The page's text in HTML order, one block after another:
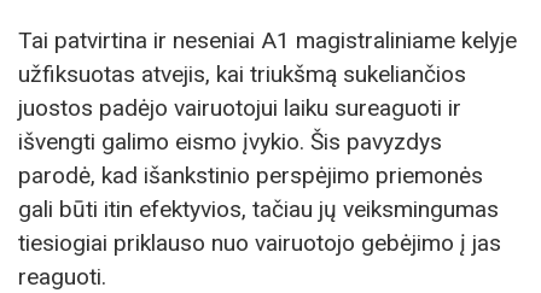
Tai patvirtina ir neseniai A1 magistraliniame kelyje
užfiksuotas atvejis, kai triukšmą sukeliančios
juostos padėjo vairuotojui laiku sureaguoti ir
išvengti galimo eismo įvykio. Šis pavyzdys
parodė, kad išankstinio perspėjimo priemonės
gali būti itin efektyvios, tačiau jų veiksmingumas
tiesiogiai priklauso nuo vairuotojo gebėjimo į jas
reaguoti.